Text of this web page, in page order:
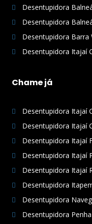
Desentupidora
Desentupidora
Desentupidora Barra
Desentupidora Itajaí
Chame já
Desentupidora Itajaí
Desentupidora Itajaí
Desentupidora Itajaí
Desentupidora Itajaí
Desentupidora Itajaí
Desentupidora
Desentupidora
Desentupidora Penha